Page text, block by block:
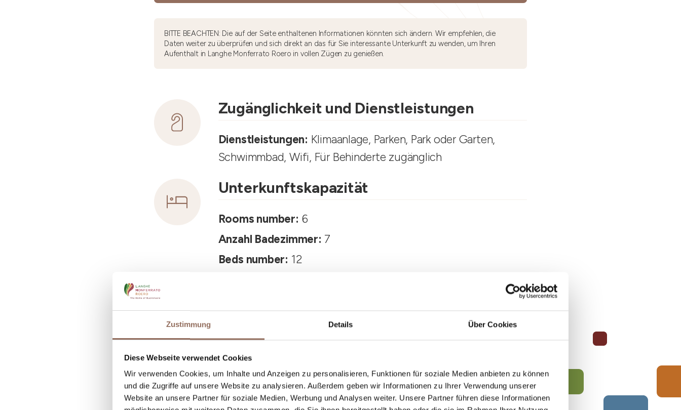
Zustimmung Details Über Cookies
Diese Webseite verwendet Cookies
Wir verwenden Cookies, um Inhalte und Anzeigen zu personalisieren, Funktionen für soziale Medien anbieten zu können
und die Zugriffe auf unsere Website zu analysieren. Außerdem geben wir Informationen zu Ihrer Verwendung unserer
Website an unsere Partner für soziale Medien, Werbung und Analysen weiter. Unsere Partner führen diese Informationen
BITTE BEACHTEN: Die auf der Seite enthaltenen Informationen könnten sich ändern. Wir empfehlen, die
Daten weiter zu überprüfen und sich direkt an das für Sie interessante Unterkunft zu wenden, um Ihren
Aufenthalt in Langhe Monferrato Roero in vollen Zügen zu genießen.
Zugänglichkeit und Dienstleistungen
Dienstleistungen: Klimaanlage, Parken, Park oder Garten,
Schwimmbad, Wifi, Für Behinderte zugänglich
Unterkunftskapazität
Rooms number: 6
Anzahl Badezimmer: 7
Beds number: 12
Dein Urlaub